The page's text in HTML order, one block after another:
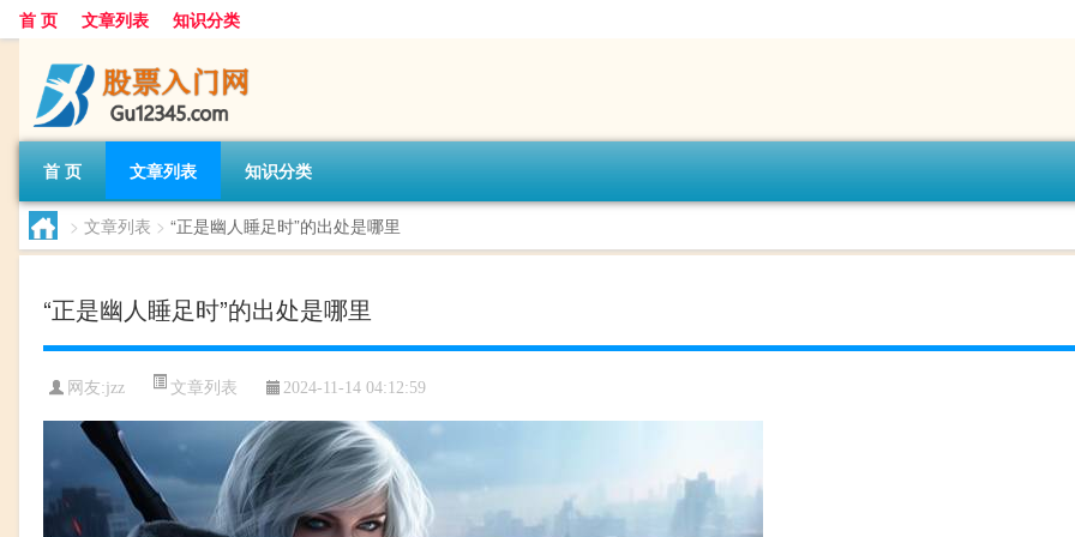
首 页 文章列表 知识分类
首 页 文章列表 知识分类
> 文章列表 > “正是幽人睡足时”的出处是哪里
“正是幽人睡足时”的出处是哪里
网友:jzz 文章列表 2024-11-14 04:12:59